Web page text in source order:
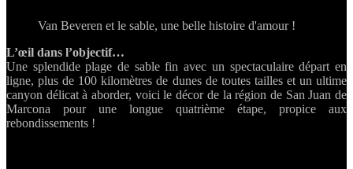
Van Beveren et le sable, une belle histoire d'amour !
L’œil dans l’objectif…
Une splendide plage de sable fin avec un spectaculaire départ en
ligne, plus de 100 kilomètres de dunes de toutes tailles et un ultime
canyon délicat à aborder, voici le décor de la région de San Juan de
Marcona pour une longue quatrième étape, propice aux
rebondissements !